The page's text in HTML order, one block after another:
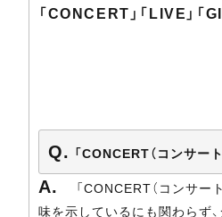
「CONCERT」「LIVE」「
「CONCERT（コンサー
「CONCERT（コンサー
味を示しているにも関わらず